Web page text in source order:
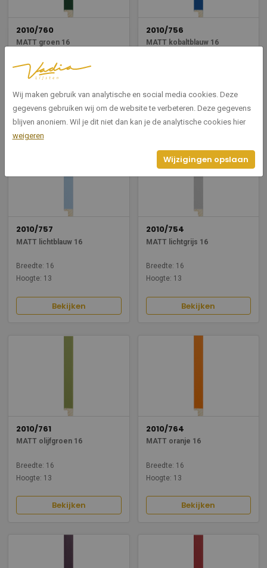
2010/760
MATT groen 16
Breedte: 16
Hoogte: 13
Bekijken
2010/756
MATT kobaltblauw 16
Bekijken
2010/757
MATT lichtblauw 16
Breedte: 16
Hoogte: 13
Bekijken
2010/754
MATT lichtgrijs 16
Breedte: 16
Hoogte: 13
Bekijken
2010/761
MATT olijfgroen 16
Breedte: 16
Hoogte: 13
Bekijken
2010/764
MATT oranje 16
Breedte: 16
Hoogte: 13
Bekijken
Wij maken gebruik van analytische en social media cookies. Deze
gegevens gebruiken wij om de website te verbeteren. Deze gegevens
blijven anoniem. Wil je dit niet dan kan je de analytische cookies hier
weigeren
Wijzigingen opslaan